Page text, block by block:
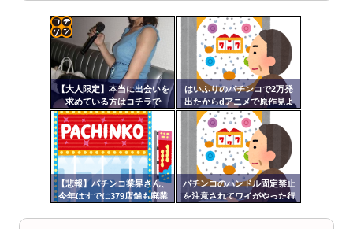
ますｗ」←これどうす...
【閲覧注意】俺が近くにいると機械が壊れるんだけどさ
【画像】ペプシコーラ社、「こういうのでいいんだよ」
な新商品を発売
Powered by livedoor 相互RSS
【大人限定】本当に出会いを
求めている方はコチラで
す！！
はいふりのパチンコで2万発
出たからdアニメで原作見よ
うと思う
【悲報】パチンコ業界さん、
今年はすでに379店舗も廃業
パチンコのハンドル固定禁止
を注意されてワイがやった行
コテ
リン
- 固
定リ
ンク
自動
更新
ツー